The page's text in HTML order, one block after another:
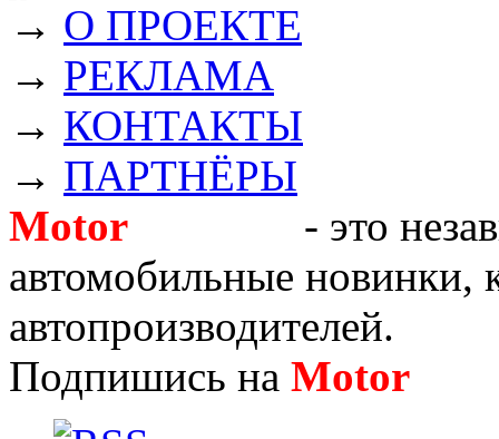
→ О ПРОЕКТЕ
→ РЕКЛАМА
→ КОНТАКТЫ
→ ПАРТНЁРЫ
Motor
- это
автомобильные новинки,
автопроизводителей.
Подпишись на Motor